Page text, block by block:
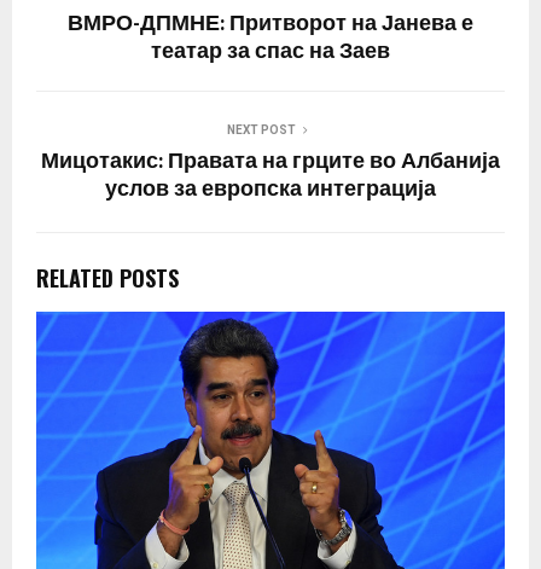
ВМРО-ДПМНЕ: Притворот на Јанева е
театар за спас на Заев
NEXT POST
Мицотакис: Правата на грците во Албанија
услов за европска интеграција
RELATED POSTS